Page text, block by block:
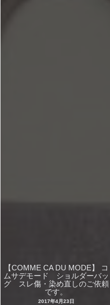
【COMME CA DU MODE】 コ
ムサデモード ショルダーバッ
グ スレ傷・染め直しのご依頼
です。
2017年4月23日